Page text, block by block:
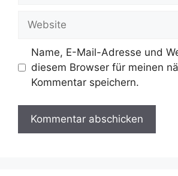
Name, E-Mail-Adresse und
diesem Browser für meinen
Kommentar speichern.